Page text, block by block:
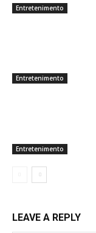
Entretenimento
Entretenimento
Entretenimento
LEAVE A REPLY